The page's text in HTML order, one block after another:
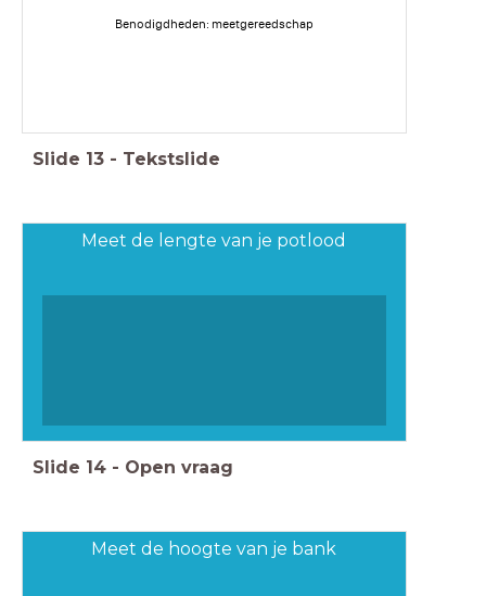
Benodigdheden: meetgereedschap
Slide 13 - Tekstslide
Meet de lengte van je potlood
Slide 14 - Open vraag
Meet de hoogte van je bank